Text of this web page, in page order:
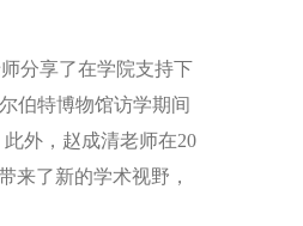
分享了在学院支持下
伯特博物馆访学期间
外，赵成清老师在20
来了新的学术视野，